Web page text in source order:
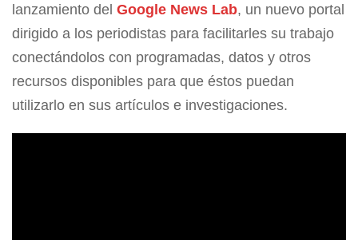
lanzamiento del Google News Lab, un nuevo portal
dirigido a los periodistas para facilitarles su trabajo
conectándolos con programadas, datos y otros
recursos disponibles para que éstos puedan
utilizarlo en sus artículos e investigaciones.